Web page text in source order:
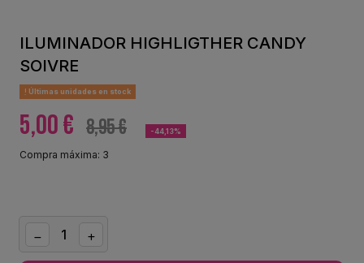
ILUMINADOR HIGHLIGTHER CANDY
SOIVRE
Últimas unidades en stock
5,00 € 8,95 € -44,13%
Compra máxima: 3